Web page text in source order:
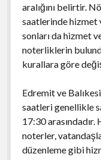
aralığını belirtir.
saatlerinde hizmet
sonları da hizmet
noterliklerin
kurallara göre
Edremit ve
saatleri genellikle
17:30
noterler,
düzenleme gibi